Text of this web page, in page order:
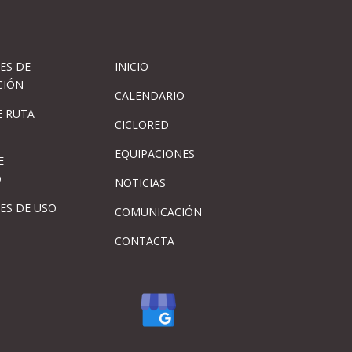
DE
RUTA
DE USO
INICIO
CALENDARIO
CICLORED
EQUIPACIONES
NOTICIAS
COMUNICACIÓN
CONTACTA